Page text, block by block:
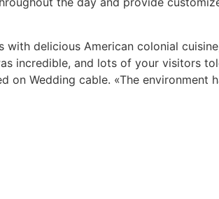
delicious American colonial
incredible, and lots of your visitors
on Wedding cable. «The